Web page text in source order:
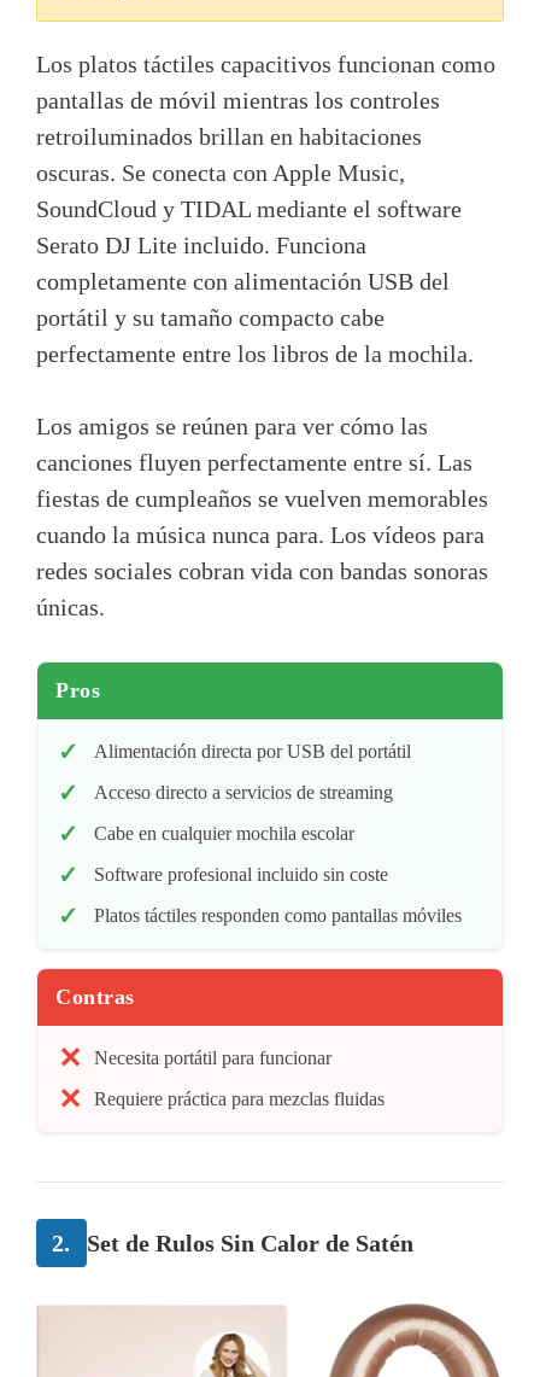
Los platos táctiles capacitivos funcionan como
pantallas de móvil mientras los controles
retroiluminados brillan en habitaciones
oscuras. Se conecta con Apple Music,
SoundCloud y TIDAL mediante el software
Serato DJ Lite incluido. Funciona
completamente con alimentación USB del
portátil y su tamaño compacto cabe
perfectamente entre los libros de la mochila.
Los amigos se reúnen para ver cómo las
canciones fluyen perfectamente entre sí. Las
fiestas de cumpleaños se vuelven memorables
cuando la música nunca para. Los vídeos para
redes sociales cobran vida con bandas sonoras
únicas.
Pros
Alimentación directa por USB del portátil
Acceso directo a servicios de streaming
Cabe en cualquier mochila escolar
Software profesional incluido sin coste
Platos táctiles responden como pantallas móviles
Contras
Necesita portátil para funcionar
Requiere práctica para mezclas fluidas
2. Set de Rulos Sin Calor de Satén